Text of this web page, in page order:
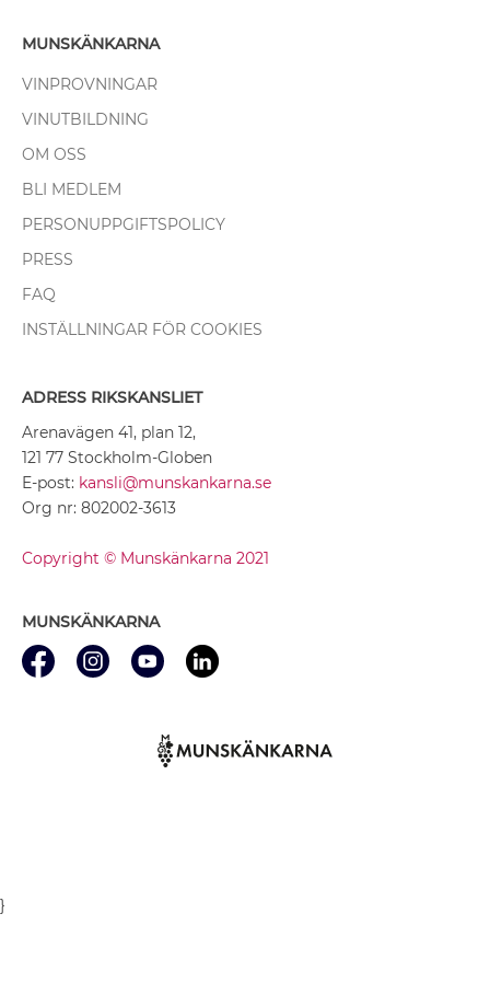
MUNSKÄNKARNA
VINPROVNINGAR
VINUTBILDNING
OM OSS
BLI MEDLEM
PERSONUPPGIFTSPOLICY
PRESS
FAQ
INSTÄLLNINGAR FÖR COOKIES
ADRESS RIKSKANSLIET
Arenavägen 41, plan 12,
121 77 Stockholm-Globen
E-post: kansli@munskankarna.se
Org nr: 802002-3613
Copyright © Munskänkarna 2021
MUNSKÄNKARNA
}